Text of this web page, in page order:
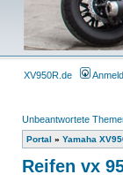
XV950R.de
Unbeantwortete
Portal » Yamaha
Reifen vx